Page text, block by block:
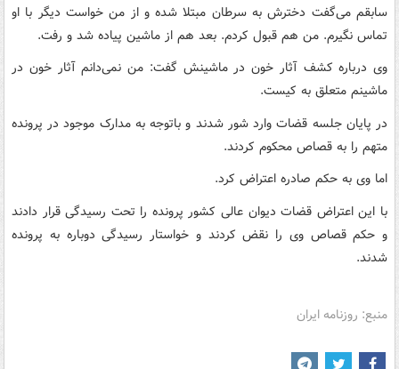
سابقم می‌گفت دخترش به سرطان مبتلا شده و از من خواست دیگر با او
تماس نگیرم. من هم قبول کردم. بعد هم از ماشین پیاده شد و رفت.
وی درباره کشف آثار خون در ماشینش گفت: من نمی‌دانم آثار خون در
ماشینم متعلق به کیست.
در پایان جلسه قضات وارد شور شدند و باتوجه به مدارک موجود در پرونده
متهم را به قصاص محکوم کردند.
اما وی به حکم صادره اعتراض کرد.
با این اعتراض قضات دیوان عالی کشور پرونده را تحت رسیدگی قرار دادند
و حکم قصاص وی را نقض کردند و خواستار رسیدگی دوباره به پرونده
شدند.
منبع: روزنامه ایران